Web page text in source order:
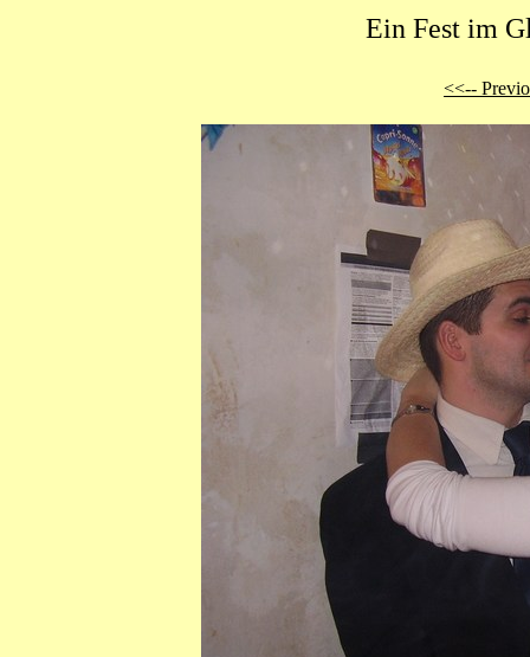
Ein Fest im
<<--